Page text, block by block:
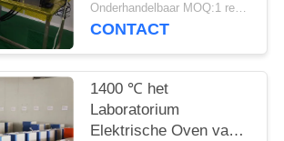
Onderhandelbaar MOQ:1 reeks
CONTACT
1400 ℃ het
Laboratorium
Elektrische Oven van